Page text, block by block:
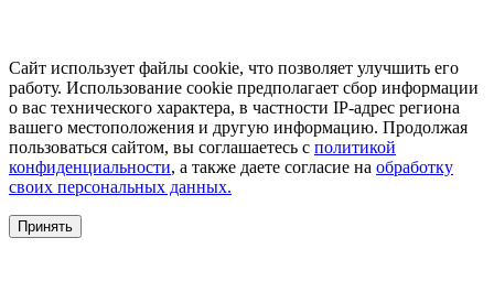
Сайт использует файлы cookie, что позволяет улучшить его
работу. Использование cookie предполагает сбор информации
о вас технического характера, в частности IP-адрес региона
вашего местоположения и другую информацию. Продолжая
пользоваться сайтом, вы соглашаетесь с политикой
конфиденциальности, а также даете согласие на обработку
своих персональных данных.
Принять